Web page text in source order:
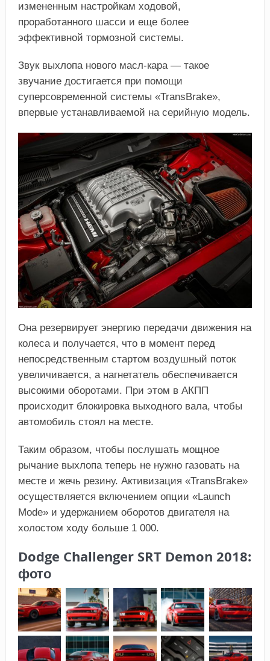
измененным настройкам ходовой,
проработанного шасси и еще более
эффективной тормозной системы.
Звук выхлопа нового масл-кара — такое
звучание достигается при помощи
суперсовременной системы «TransBrake»,
впервые устанавливаемой на серийную модель.
Она резервирует энергию передачи движения на
колеса и получается, что в момент перед
непосредственным стартом воздушный поток
увеличивается, а нагнетатель обеспечивается
высокими оборотами. При этом в АКПП
происходит блокировка выходного вала, чтобы
автомобиль стоял на месте.
Таким образом, чтобы послушать мощное
рычание выхлопа теперь не нужно газовать на
месте и жечь резину. Активизация «TransBrake»
осуществляется включением опции «Launch
Mode» и удержанием оборотов двигателя на
холостом ходу больше 1 000.
Dodge Challenger SRT Demon 2018:
фото